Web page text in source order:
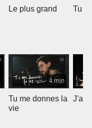
Le plus grand Tu
4 min
Tu me donnes la
vie
J'ai